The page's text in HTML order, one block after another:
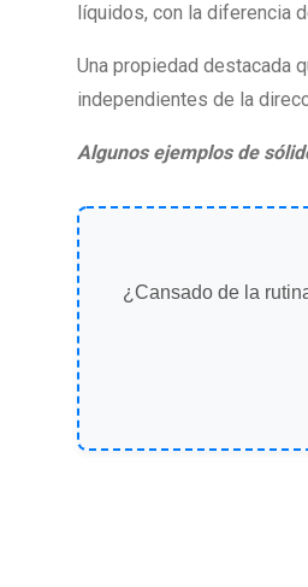
líquidos, con la diferencia
Una propiedad destacada
independientes de la
Algunos ejemplos de
¿Cansado de la